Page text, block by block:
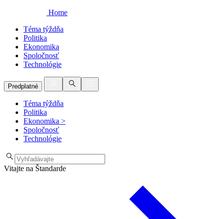
Home
Téma týždňa
Politika
Ekonomika
Spoločnosť
Technológie
Predplatné
Téma týždňa
Politika
Ekonomika >
Spoločnosť
Technológie
Vitajte na Štandarde